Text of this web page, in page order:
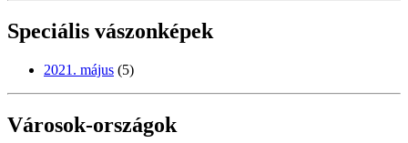
Speciális vászonképek
2021. május (5)
Városok-országok